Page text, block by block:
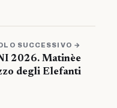
SUCCESSIVO →
2026. Matinèe
degli Elefanti